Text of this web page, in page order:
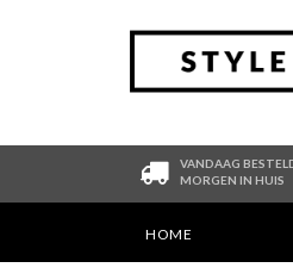
VANDAAG
MORGEN IN HUIS
HOME